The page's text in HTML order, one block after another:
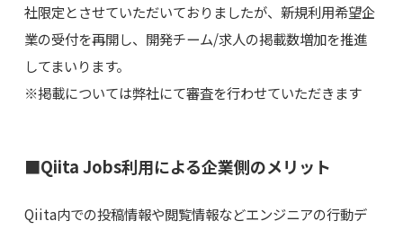
社限定とさせていただいておりましたが、新規利用希望企
業の受付を再開し、開発チーム/求人の掲載数増加を推進
してまいります。
※掲載については弊社にて審査を行わせていただきます
■Qiita Jobs利用による企業側のメリット
Qiita内での投稿情報や閲覧情報などエンジニアの行動デ